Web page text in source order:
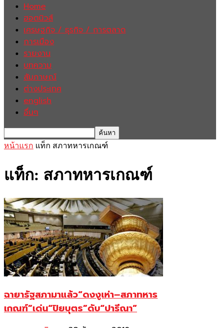
Home
ฮอตนิวส์
เศรษฐกิจ / ธุรกิจ / การตลาด
การเมือง
รายงาน
บทความ
สัมภาษณ์
ต่างประเทศ
english
อื่นๆ
หน้าแรก แท็ก สภาทหารเกณฑ์
แท็ก: สภาทหารเกณฑ์
ฉายารัฐสภามาแล้ว“ดงงูเห่า–สภาทหาร
เกณฑ์”เด่น“ปิยบุตร”ดับ“ปารีณา”